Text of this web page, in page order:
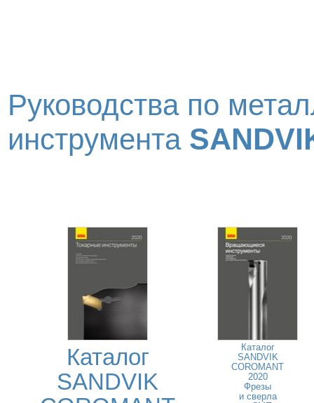
Руководства по
инструмента
Каталог
SANDVIK
Каталог
SANDVIK
COROMANT
2020
Фрезы
и сверла